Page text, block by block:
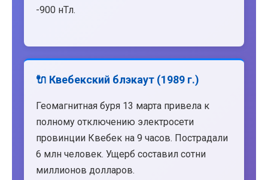
-900 нТл.
🔌 Квебекский блэкаут (1989 г.)
Геомагнитная буря 13 марта привела к
полному отключению электросети
провинции Квебек на 9 часов. Пострадали
6 млн человек. Ущерб составил сотни
миллионов долларов.